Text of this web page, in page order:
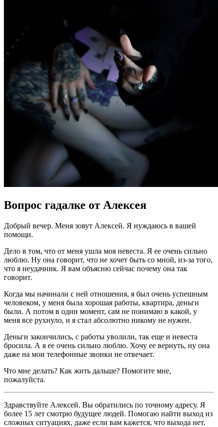
Вопрос гадалке от Алексея
Добрый вечер. Меня зовут Алексей. Я нуждаюсь в вашей
помощи.
Дело в том, что от меня ушла моя невеста. Я ее очень сильно
люблю. Ну она говорит, что не хочет быть со мной, из-за того,
что я неудачник. Я вам объясню сейчас почему она так
говорит.
Когда мы начинали с ней отношения, я был очень успешным
человеком, у меня была хорошая работы, квартира, деньги
были. А потом в один момент, сам не понимаю в какой, у
меня все рухнуло, и я стал абсолютно никому не нужен.
Деньги закончились, с работы уволили, так еще и невеста
бросила. А я ее очень сильно люблю. Хочу ее вернуть, ну она
даже на мои телефонные звонки не отвечает.
Что мне делать? Как жить дальше? Помогите мне,
пожалуйста.
Здравствуйте Алексей. Вы обратились по точному адресу. Я
более 15 лет смотрю будущее людей. Помогаю найти выход из
сложных ситуациях, даже если вам кажется, что выхода нет.